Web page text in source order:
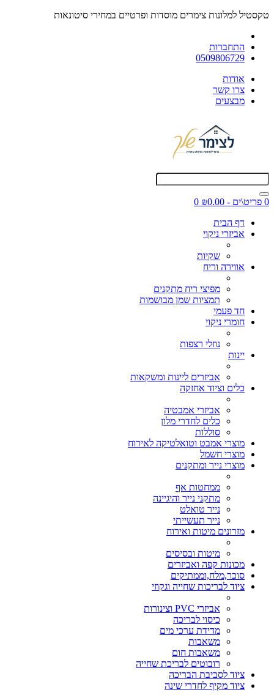
טקסטיל למלונות צימרים מוסדות ופרטיים במחירי סיטונאות
התחברות
0509806729
אודות
צרו קשר
מבצעים
0 פריט\ים - ₪0.00
0
דף הבית
אביזרי ניקוי
שקיות
אווירה וריח
מפיצי ריח מתקנים
תמציות שמן מבושמות
חד פעמי
חומרי ניקוי
נוזלי רצפות
יינות
אביזרים ליינות ומשקאות
כלים וציוד אחזקה
אביזרי אמבטיה
כלים לחדרי מלון
סוללות
מוצרי אמבט וטואלטיקה לאירוח
מוצרי חשמל
מוצרי נייר ומתקנים
ממחטות אף
מתקני נייר והיגיינה
נייר טואלט
נייר תעשייתי
מזרונים מיטות ואירוח
מיטות ובסיסים
מכונות קפה ואביזרים
סוכר,מלח,וממתיקים
ציוד לבריכות שחייה וגקוזי
אביזרי PVC וצינורות
כיסוי לבריכה
מדידת ערכי מים
משאבות
משאבות חום
רובוטים לבריכת שחייה
ציוד לסביבת הבריכה
ציוד מקיף לחדרי שינה